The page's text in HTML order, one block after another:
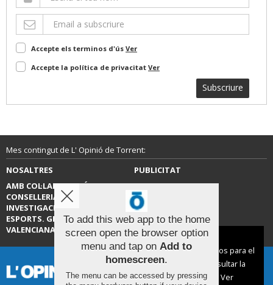
Accepte els terminos d'ús Ver
Accepte la política de privacitat Ver
Subscriure
Mes contingut de L' Opinió de Torrent:
NOSALTRES
PUBLICITAT
AMB COL·LABORACIÓ DE LA
CONSELLERIA D’EDUCACIÓ,
INVESTIGACIÓ, CULTURA I
ESPORTS. GENERALITAT
VALENCIANA.
CONTACTE
To add this web app to the home
screen open the browser option
menu and tap on Add to
homescreen.
The menu can be accessed by pressing
Aviso sobre el Uso de cookies:
Utilizamos cookies nuestras y de terceros para el
funcionamiento del digital. Puedes consultar la
lista de cookies y como desconectarlas.
Ver